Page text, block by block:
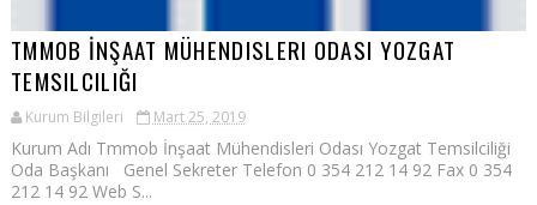
TMMOB İNŞAAT MÜHENDISLERI ODASI YOZGAT
TEMSILCILIĞI
Kurum Bilgileri Mart 25, 2019
Kurum Adı Tmmob İnşaat Mühendisleri Odası Yozgat Temsilciliği
Oda Başkanı Genel Sekreter Telefon 0 354 212 14 92 Fax 0 354
212 14 92 Web S...